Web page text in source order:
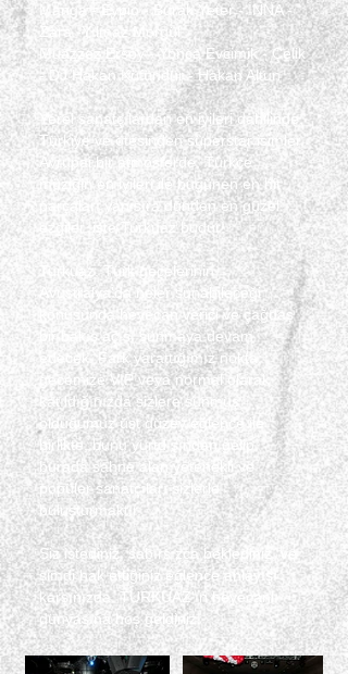
Manga - Eypio - Burak Yeter - İNNA -
Zara -Yılmaz Morgül
Muazzez Ersoy - Yonca Evcimik - Çelik
- DJ Hakan Küfündür - Hakan Altun
Yerel sanatçılardan en iyileri dahilinde,
Türkiye ve ötesinden süperstar isimler,
Avrupai bir atmosferde, Türkçe
müziğin en iyileri ile bugünen en hit
parçaları yanısıra dünden en güzel
ezgiler, işte Turkuaz budur!
Turkuaz, Türk gecelerinin
Avustralya'da neler sunabileceği
konusunda heyecan verici ve çağdaş
bir bakış açısı sunmaya devam
edecek. Fark yarattığımız nokta,
gecemize VIP veya normal olarak
katıldığınızda sizlere sunmuş
olduğumuz üst düzey eğlence ile
birlikte, bunu yurtdışından gelip,
burada sahne alan yetenekli ve
popüler sanatçıları sizlerle
buluşturmaktır.
Siz istediniz, sabırsızca beklediniz, ve
şimdi hak ettiğiniz eğlence anlayışı
karşınızda. TURKUAZ'ın heyecanlı
dünyasına hoş geldiniz!